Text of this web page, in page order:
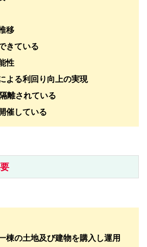
移
きている
性
よる利回り向上の実現
離されている
催している
棟の土地及び建物を購入し運用